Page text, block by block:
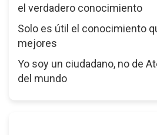
el verdadero conocimiento
Solo es útil el conocimiento
mejores
Yo soy un ciudadano, no de
del mundo